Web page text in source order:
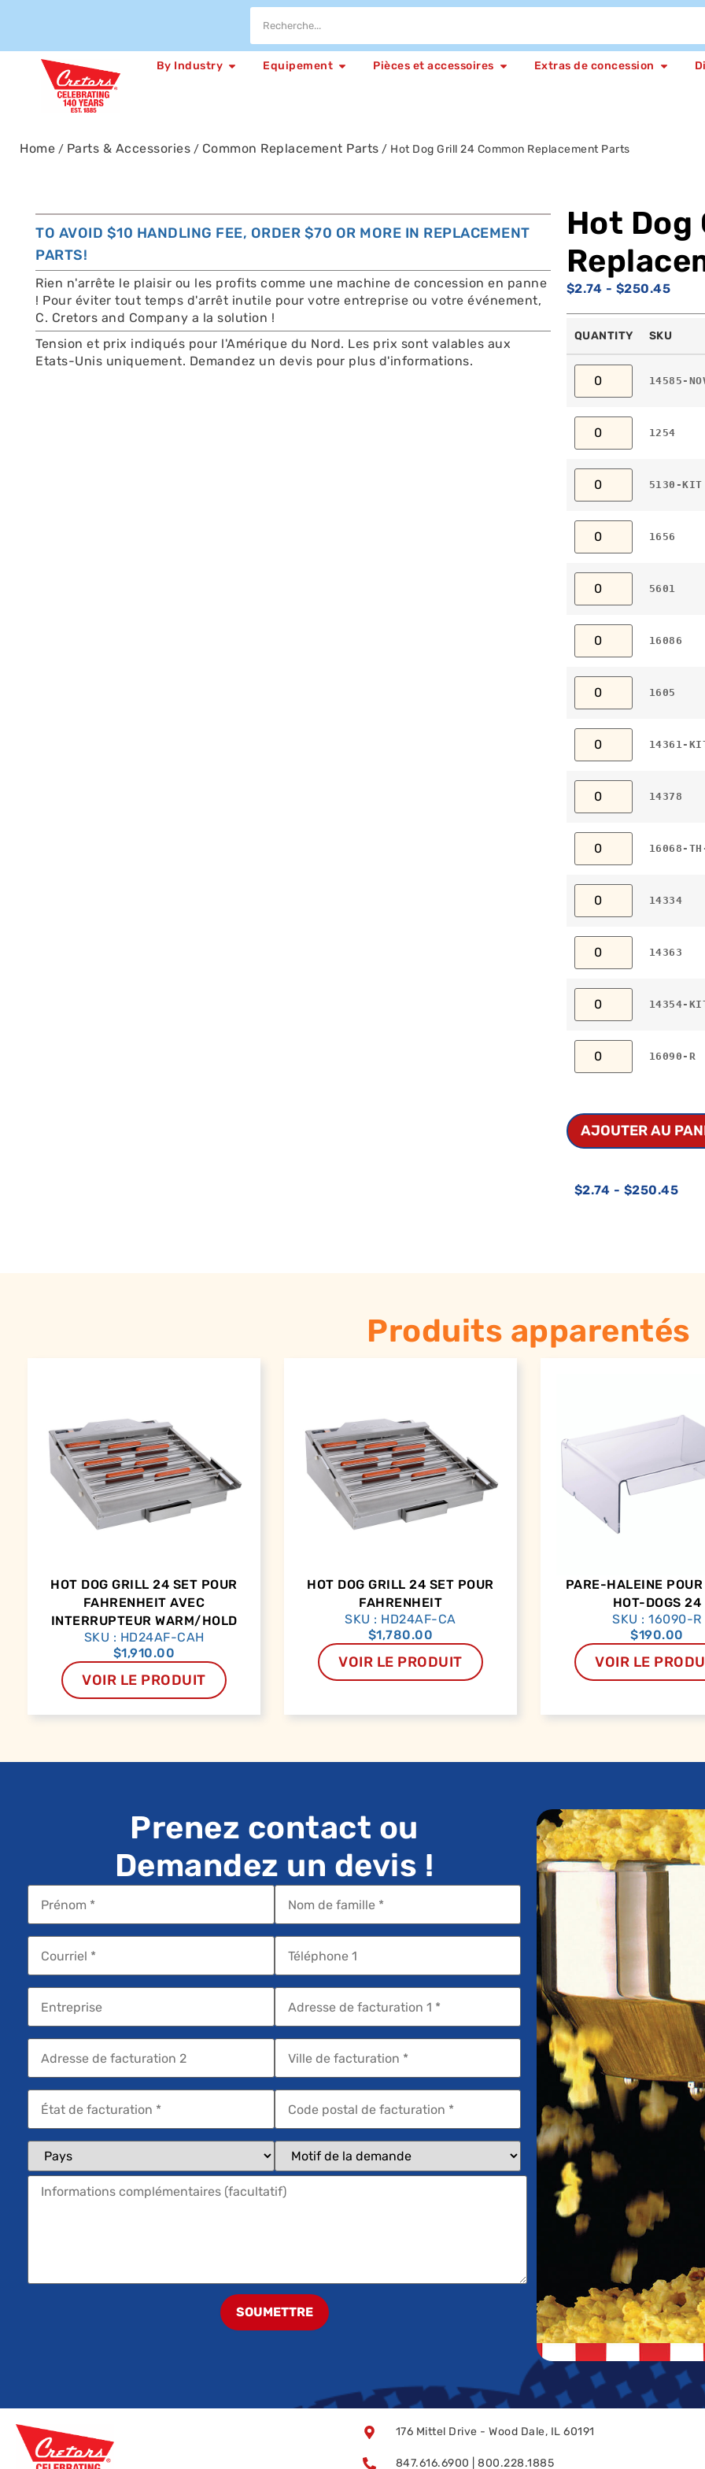
By Industry Equipement Pièces et accessoires Extras de concession
Home / Parts & Accessories / Common Replacement Parts / Hot Dog Grill 24 Common Replacement Parts
TO AVOID $10 HANDLING FEE, ORDER $70 OR MORE IN REPLACEMENT
PARTS!
Rien n'arrête le plaisir ou les profits comme une machine de concession en panne
! Pour éviter tout temps d'arrêt inutile pour votre entreprise ou votre événement,
C. Cretors and Company a la solution !
Tension et prix indiqués pour l'Amérique du Nord. Les prix sont valables aux
Etats-Unis uniquement. Demandez un devis pour plus d'informations.
Hot Dog
$2.74 - $250.45
QUANTITY SKU
14585-
1254
5130-KIT
1656
5601
16086
1605
14361-
14378
16068-
14334
14363
14354-
16090-R
AJOUTER AU
$2.74 - $250.45
Produits apparentés
HOT DOG GRILL 24 SET POUR
FAHRENHEIT AVEC
INTERRUPTEUR WARM/HOLD
SKU : HD24AF-CAH
$1,910.00
VOIR LE PRODUIT
HOT DOG GRILL 24 SET POUR
FAHRENHEIT
SKU : HD24AF-CA
$1,780.00
VOIR LE PRODUIT
PARE-HALEINE
HOT-DOGS 24
SKU : 16090-R
$190.00
VOIR LE
Prenez contact ou
Demandez un devis !
SOUMETTRE
176 Mittel Drive - Wood Dale, IL 60191
847.616.6900 | 800.228.1885